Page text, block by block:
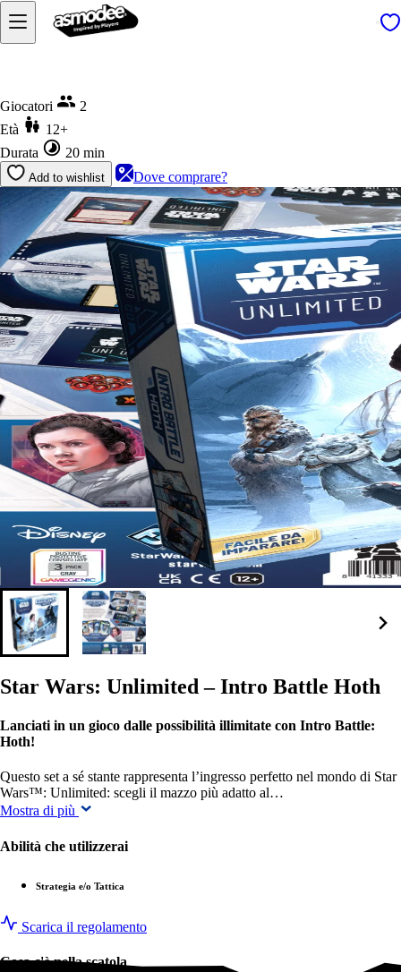
Giocatori
2
Età
12+
Durata
20 min
Add to wishlist Dove comprare?
Star Wars: Unlimited – Intro Battle Hoth
Lanciati in un gioco dalle possibilità illimitate con Intro Battle:
Hoth!
Questo set a sé stante rappresenta l’ingresso perfetto nel mondo di Star
Wars™: Unlimited: scegli il mazzo più adatto al…
Mostra di più
Abilità che utilizzerai
Strategia e/o Tattica
Scarica il regolamento
Cosa c'è nella scatola